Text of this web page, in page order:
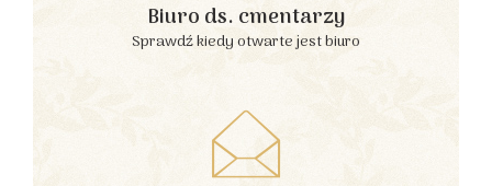
Biuro ds. cmentarzy
Sprawdź kiedy otwarte jest biuro